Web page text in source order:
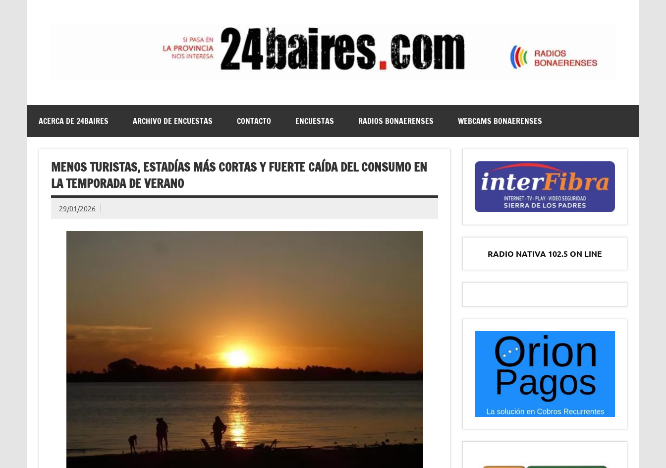
ACERCA DE 24BAIRES ARCHIVO DE ENCUESTAS CONTACTO ENCUESTAS RADIOS BONAERENSES WEBCAMS BONAERENSES
MENOS TURISTAS, ESTADÍAS MÁS CORTAS Y FUERTE CAÍDA DEL CONSUMO EN
LA TEMPORADA DE VERANO
29/01/2026
RADIO NATIVA 102.5 ON LINE